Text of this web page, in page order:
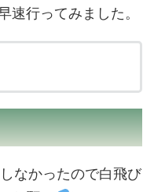
速行ってみました。
なかったので白飛び